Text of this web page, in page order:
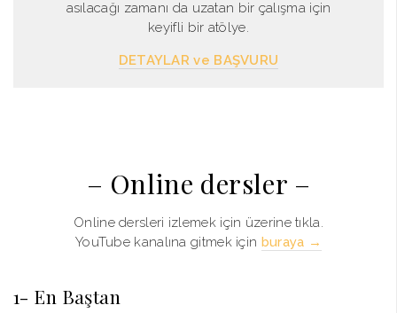
asılacağı zamanı da uzatan bir çalışma için
keyifli bir atölye.
DETAYLAR ve BAŞVURU
– Online dersler –
Online dersleri izlemek için üzerine tıkla.
YouTube kanalına gitmek için buraya →
1- En Baştan